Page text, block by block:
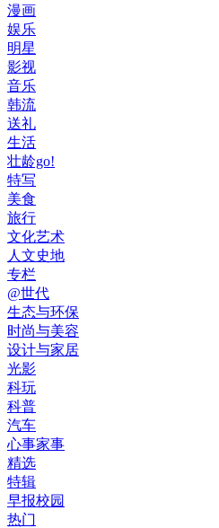
漫画
娱乐
明星
影视
音乐
韩流
送礼
生活
壮龄go!
特写
美食
旅行
文化艺术
人文史地
专栏
@世代
生态与环保
时尚与美容
设计与家居
光影
科玩
科普
汽车
心事家事
精选
特辑
早报校园
热门